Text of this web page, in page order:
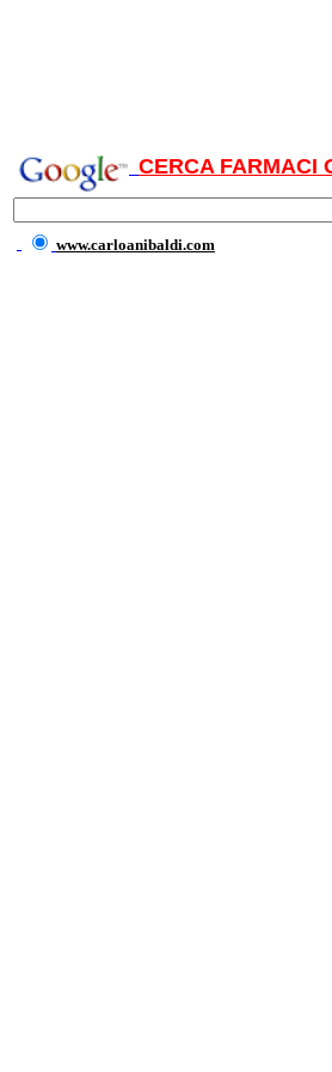
CERCA FARMACI
www.carloanibaldi.com